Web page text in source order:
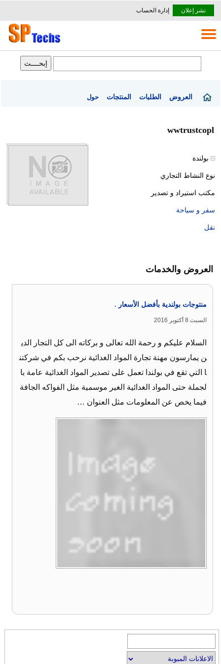
نشر إعلان إدارة الحساب
العروض الطلبات المنتجات حول
wwtrustcopl
بولندة
نوع النشاط التجاري
مكتب استيراد و تصدير
سفر و سياحة
نقل
العروض والخدمات
منتوجات بولندية بأفضل الأسعار .
السبت 8 أكتوبر 2016
السلام عليكم و رحمة الله تعالى و بركاته الى كل التجار الدي
ن يمارسون مهنة تجارة المواد الغدائية نرحب بكم في شركتن
ا التي تقع في بولندا تعمل على تصدير المواد الغدائية عامة با
لجملة حتى المواد الغدائية الغير موسمية مثل الفواكه الجافة
فيما يخص عن المعلومات مثل العنوان …